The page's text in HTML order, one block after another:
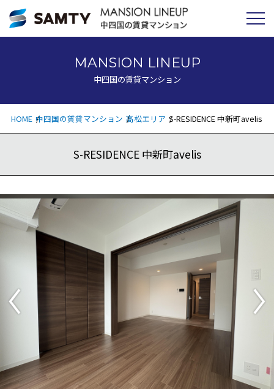
MANSION LINEUP
中四国の賃貸マンション
HOME 中四国の賃貸マンション 高松エリア S-RESIDENCE 中新町avelis
S-RESIDENCE 中新町avelis